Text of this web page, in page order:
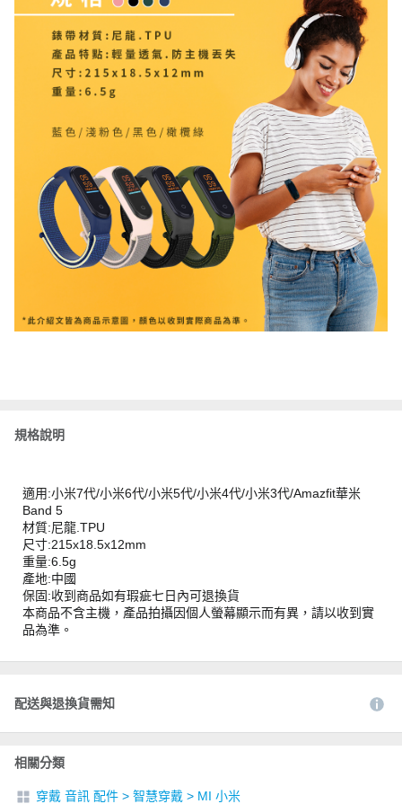
規格說明
適用:小米7代/小米6代/小米5代/小米4代/小米3代/Amazfit華米
Band 5
材質:尼龍.TPU
尺寸:215x18.5x12mm
重量:6.5g
產地:中國
保固:收到商品如有瑕疵七日內可退換貨
本商品不含主機，產品拍攝因個人螢幕顯示而有異，請以收到實
品為準。
配送與退換貨需知
相關分類
穿戴 音訊 配件 > 智慧穿戴 > MI 小米